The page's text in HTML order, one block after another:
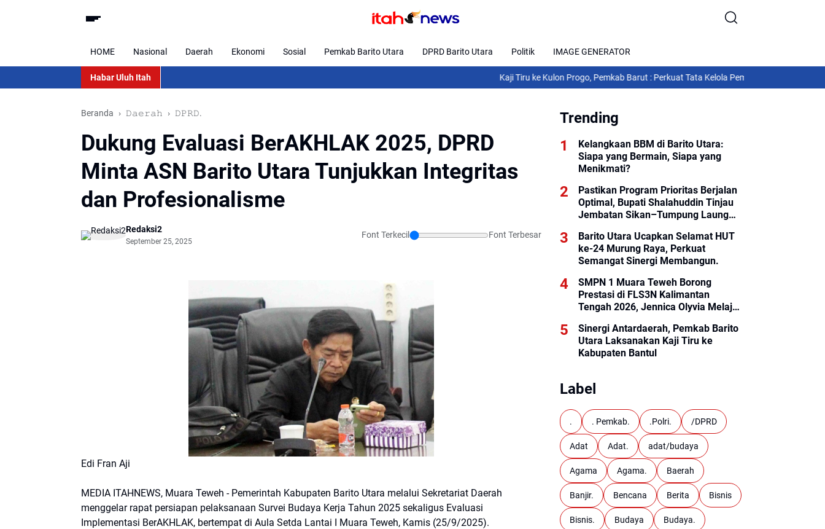
HOME Nasional Daerah Ekonomi Sosial Pemkab Barito Utara DPRD Barito Utara Politik IMAGE GENERATOR
Habar Uluh Itah Kaji Tiru ke Kulon Progo, Pemkab Barut : Perkuat Tata Kelola PemerintahanRapat Koordinasi
Beranda 𝙳𝚊𝚎𝚛𝚊𝚑 𝙳𝙿𝚁𝙳.
Dukung Evaluasi BerAKHLAK 2025, DPRD
Minta ASN Barito Utara Tunjukkan Integritas
dan Profesionalisme
Redaksi2
September 25, 2025
Font Terkecil Font Terbesar
Edi Fran Aji
MEDIA ITAHNEWS, Muara Teweh - Pemerintah Kabupaten Barito Utara melalui Sekretariat Daerah
menggelar rapat persiapan pelaksanaan Survei Budaya Kerja Tahun 2025 sekaligus Evaluasi
Implementasi BerAKHLAK, bertempat di Aula Setda Lantai I Muara Teweh, Kamis (25/9/2025).
Trending
Kelangkaan BBM di Barito Utara:
Siapa yang Bermain, Siapa yang
Menikmati?
Pastikan Program Prioritas Berjalan
Optimal, Bupati Shalahuddin Tinjau
Jembatan Sikan–Tumpung Laung
Barito Utara Ucapkan Selamat HUT
ke-24 Murung Raya, Perkuat
Semangat Sinergi Membangun.
SMPN 1 Muara Teweh Borong
Prestasi di FLS3N Kalimantan
Tengah 2026, Jennica Olyvia Melaju
Sinergi Antardaerah, Pemkab Barito
Utara Laksanakan Kaji Tiru ke
Kabupaten Bantul
Label
. . Pemkab. .Polri. /DPRD
Adat Adat. adat/budaya
Agama Agama. Baerah
Banjir. Bencana Berita Bisnis
Bisnis. Budaya Budaya.